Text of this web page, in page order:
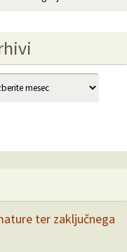
ter zaključnega